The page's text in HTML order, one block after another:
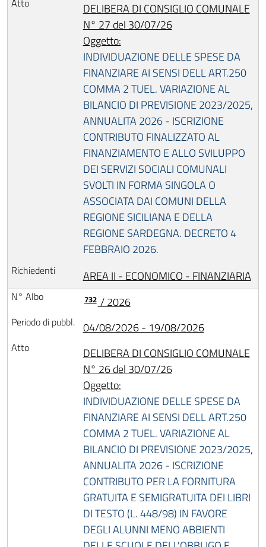
DELIBERA DI CONSIGLIO COMUNALE
N° 27 del 30/07/26
Oggetto:
INDIVIDUAZIONE DELLE SPESE DA
FINANZIARE AI SENSI DELL ART.250
COMMA 2 TUEL. VARIAZIONE AL
BILANCIO DI PREVISIONE 2023/2025,
ANNUALITA 2026 - ISCRIZIONE
CONTRIBUTO FINALIZZATO AL
FINANZIAMENTO E ALLO SVILUPPO
DEI SERVIZI SOCIALI COMUNALI
SVOLTI IN FORMA SINGOLA O
ASSOCIATA DAI COMUNI DELLA
REGIONE SICILIANA E DELLA
REGIONE SARDEGNA. DECRETO 4
FEBBRAIO 2026.
AREA II - ECONOMICO - FINANZIARIA
732 / 2026
04/08/2026 - 19/08/2026
DELIBERA DI CONSIGLIO COMUNALE
N° 26 del 30/07/26
Oggetto:
INDIVIDUAZIONE DELLE SPESE DA
FINANZIARE AI SENSI DELL ART.250
COMMA 2 TUEL. VARIAZIONE AL
BILANCIO DI PREVISIONE 2023/2025,
ANNUALITA 2026 - ISCRIZIONE
CONTRIBUTO PER LA FORNITURA
GRATUITA E SEMIGRATUITA DEI LIBRI
DI TESTO (L. 448/98) IN FAVORE
DEGLI ALUNNI MENO ABBIENTI